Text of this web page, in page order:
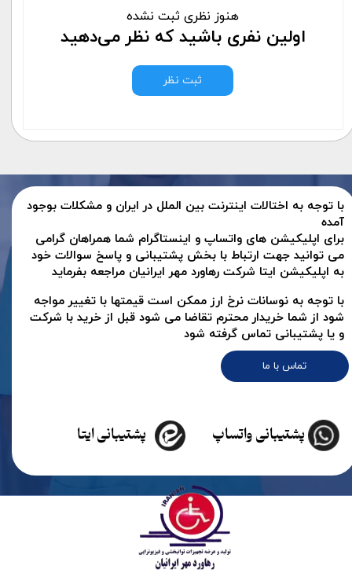
هنوز نظری ثبت نشده
اولین نفری باشید که نظر می‌دهید
ثبت نظر
تماس با ما
با توجه به اختالات اینترنت بین الملل در ایران و مشکلات بوجود
آمده
برای اپلیکیشن های واتساپ و اینستاگرام شما همراهان گرامی
می توانید جهت ارتباط با بخش پشتیبانی و پاسخ سوالات خود
به اپلیکیشن ایتا شرکت رهاورد مهر ایرانیان مراجعه بفرماید
پشتیبانی ایتا پشتیبانی واتساپ
با توجه به نوسانات نرخ ارز ممکن است قیمتها با تغییر مواجه
شود از شما خریدار محترم تقاضا می شود قبل از خرید با شرکت
و یا پشتیبانی تماس گرفته شود